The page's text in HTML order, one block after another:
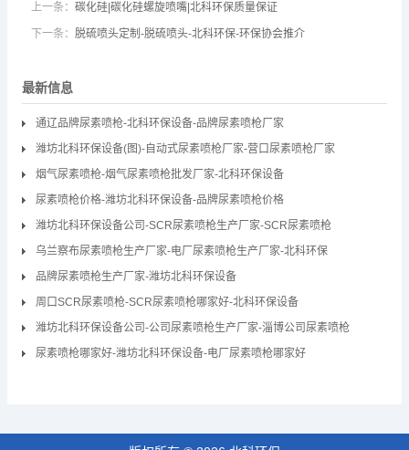
上一条： 碳化硅|碳化硅螺旋喷嘴|北科环保质量保证
下一条： 脱硫喷头定制-脱硫喷头-北科环保-环保协会推介
最新信息
通辽品牌尿素喷枪-北科环保设备-品牌尿素喷枪厂家
潍坊北科环保设备(图)-自动式尿素喷枪厂家-营口尿素喷枪厂家
烟气尿素喷枪-烟气尿素喷枪批发厂家-北科环保设备
尿素喷枪价格-潍坊北科环保设备-品牌尿素喷枪价格
潍坊北科环保设备公司-SCR尿素喷枪生产厂家-SCR尿素喷枪
乌兰察布尿素喷枪生产厂家-电厂尿素喷枪生产厂家-北科环保
品牌尿素喷枪生产厂家-潍坊北科环保设备
周口SCR尿素喷枪-SCR尿素喷枪哪家好-北科环保设备
潍坊北科环保设备公司-公司尿素喷枪生产厂家-淄博公司尿素喷枪
尿素喷枪哪家好-潍坊北科环保设备-电厂尿素喷枪哪家好